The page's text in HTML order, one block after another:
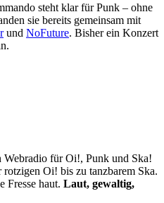
steht klar für Punk – ohne
sie bereits gemeinsam mit
und NoFuture. Bisher ein Konzert
Webradio für Oi!, Punk und Ska!
Oi! bis zu tanzbarem Ska.
Fresse haut. Laut, gewaltig,